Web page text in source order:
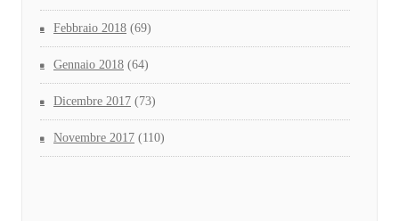
Febbraio 2018 (69)
Gennaio 2018 (64)
Dicembre 2017 (73)
Novembre 2017 (110)